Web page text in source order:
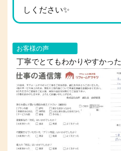
しください✨
お客様の声
丁寧でとてもわかりやすかった